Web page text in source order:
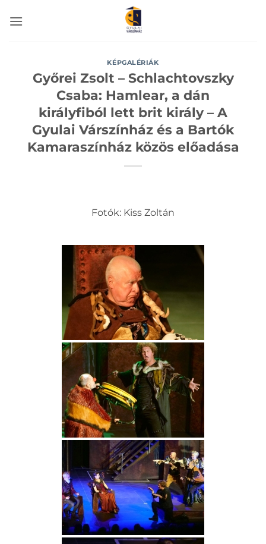
KÉPGALÉRIÁK
Győrei Zsolt – Schlachtovszky
Csaba: Hamlear, a dán
királyfiból lett brit király – A
Gyulai Várszínház és a Bartók
Kamaraszínház közös előadása
Fotók: Kiss Zoltán